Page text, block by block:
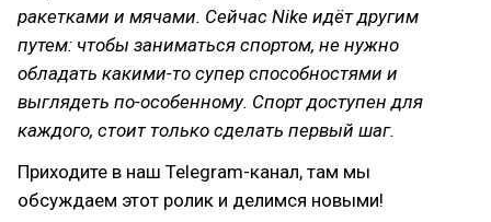
ракетками и мячами. Сейчас Nike идёт другим
путем: чтобы заниматься спортом, не нужно
обладать какими-то супер способностями и
выглядеть по-особенному. Спорт доступен для
каждого, стоит только сделать первый шаг.
Приходите в наш Telegram-канал, там мы
обсуждаем этот ролик и делимся новыми!